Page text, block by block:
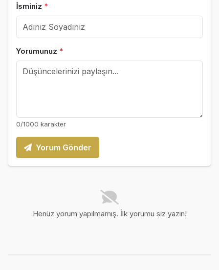
İsminiz *
Yorumunuz *
0/1000 karakter
Yorum Gönder
Henüz yorum yapılmamış. İlk yorumu siz yazın!